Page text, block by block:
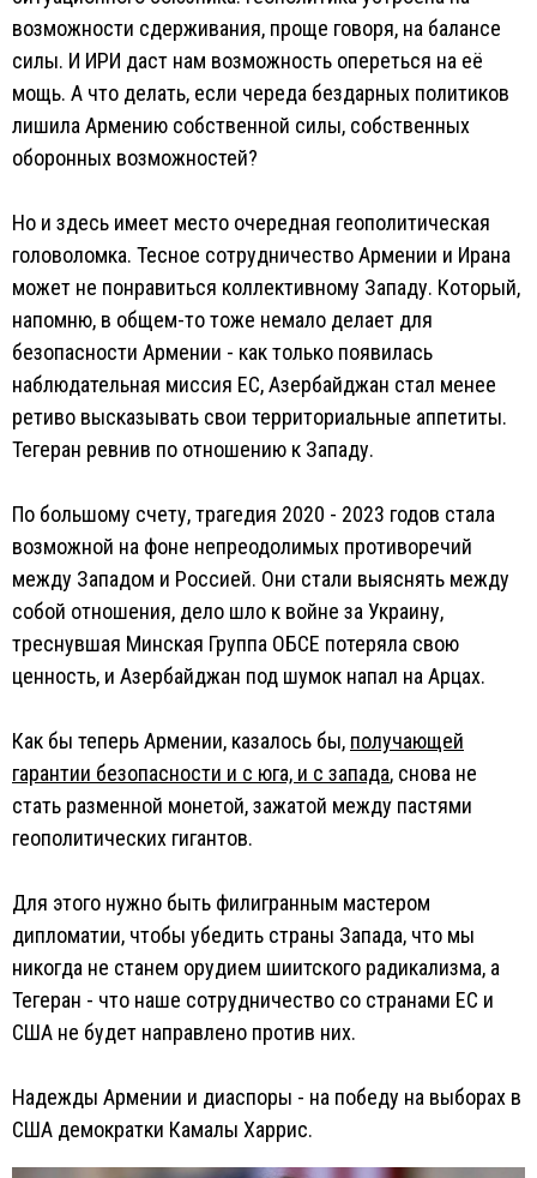
возможности сдерживания, проще говоря, на балансе
силы. И ИРИ даст нам возможность опереться на её
мощь. А что делать, если череда бездарных политиков
лишила Армению собственной силы, собственных
оборонных возможностей?
Но и здесь имеет место очередная геополитическая
головоломка. Тесное сотрудничество Армении и Ирана
может не понравиться коллективному Западу. Который,
напомню, в общем-то тоже немало делает для
безопасности Армении - как только появилась
наблюдательная миссия ЕС, Азербайджан стал менее
ретиво высказывать свои территориальные аппетиты.
Тегеран ревнив по отношению к Западу.
По большому счету, трагедия 2020 - 2023 годов стала
возможной на фоне непреодолимых противоречий
между Западом и Россией. Они стали выяснять между
собой отношения, дело шло к войне за Украину,
треснувшая Минская Группа ОБСЕ потеряла свою
ценность, и Азербайджан под шумок напал на Арцах.
Как бы теперь Армении, казалось бы, получающей
гарантии безопасности и с юга, и с запада, снова не
стать разменной монетой, зажатой между пастями
геополитических гигантов.
Для этого нужно быть филигранным мастером
дипломатии, чтобы убедить страны Запада, что мы
никогда не станем орудием шиитского радикализма, а
Тегеран - что наше сотрудничество со странами ЕС и
США не будет направлено против них.
Надежды Армении и диаспоры - на победу на выборах в
США демократки Камалы Харрис.